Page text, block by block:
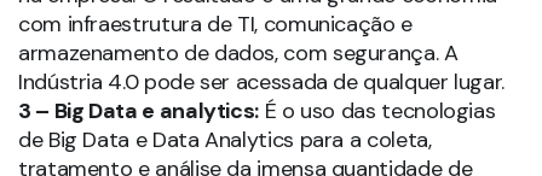
com infraestrutura de TI, comunicação e
armazenamento de dados, com segurança. A
Indústria 4.0 pode ser acessada de qualquer lugar.
3 – Big Data e analytics: É o uso das tecnologias
de Big Data e Data Analytics para a coleta,
tratamento e análise da imensa quantidade de